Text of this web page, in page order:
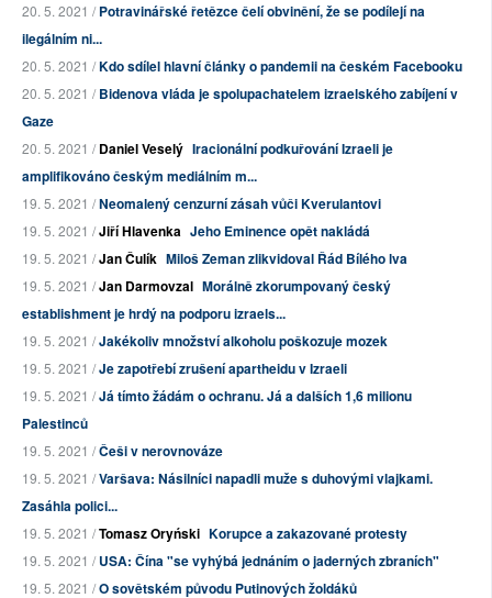
20. 5. 2021 /Potravinářské řetězce čelí obvinění, že se podílejí na
ilegálním ni...
20. 5. 2021 /Kdo sdílel hlavní články o pandemii na českém Facebooku
20. 5. 2021 /Bidenova vláda je spolupachatelem izraelského zabíjení v
Gaze
20. 5. 2021 /Daniel Veselý Iracionální podkuřování Izraeli je
amplifikováno českým mediálním m...
19. 5. 2021 /Neomalený cenzurní zásah vůči Kverulantovi
19. 5. 2021 /Jiří Hlavenka Jeho Eminence opět nakládá
19. 5. 2021 /Jan Čulík Miloš Zeman zlikvidoval Řád Bílého lva
19. 5. 2021 /Jan Darmovzal Morálně zkorumpovaný český
establishment je hrdý na podporu izraels...
19. 5. 2021 /Jakékoliv množství alkoholu poškozuje mozek
19. 5. 2021 /Je zapotřebí zrušení apartheidu v Izraeli
19. 5. 2021 /Já tímto žádám o ochranu. Já a dalších 1,6 milionu
Palestinců
19. 5. 2021 /Češi v nerovnováze
19. 5. 2021 /Varšava: Násilníci napadli muže s duhovými vlajkami.
Zasáhla polici...
19. 5. 2021 /Tomasz Oryński Korupce a zakazované protesty
19. 5. 2021 /USA: Čína "se vyhýbá jednáním o jaderných zbraních"
19. 5. 2021 /O sovětském původu Putinových žoldáků